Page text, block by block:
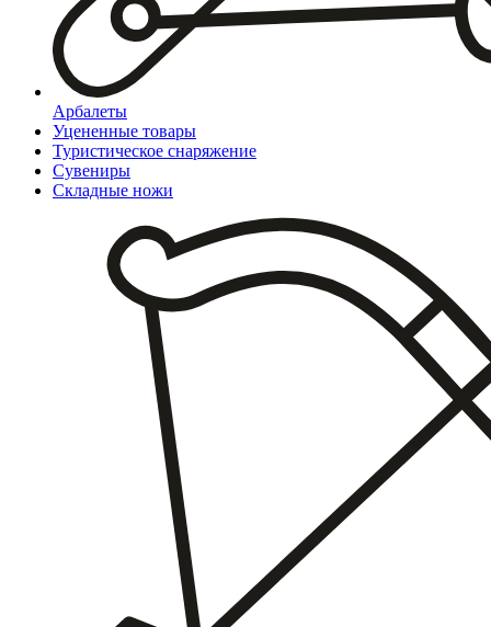
Арбалеты
Уцененные товары
Туристическое снаряжение
Сувениры
Складные ножи